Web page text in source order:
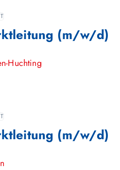
(m/w/d)
Huchting
(m/w/d)